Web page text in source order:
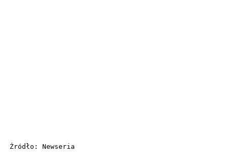
Źródło: Newseria